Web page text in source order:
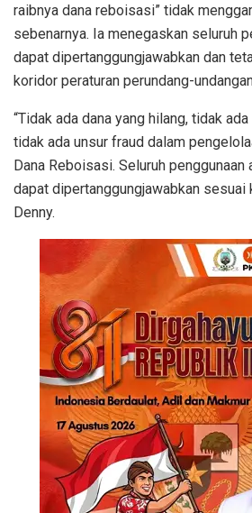
raibnya dana reboisasi” tidak
sebenarnya. Ia menegaskan seluruh
dapat dipertanggungjawabkan dan
koridor peraturan perundang-
“Tidak ada dana yang hilang, tidak
tidak ada unsur fraud dalam
Dana Reboisasi. Seluruh penggunaan
dapat dipertanggungjawabkan sesuai
Denny.